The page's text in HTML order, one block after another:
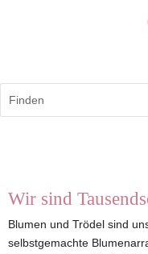
Finden
Wir sind
Blumen und Trödel sind
selbstgemachte